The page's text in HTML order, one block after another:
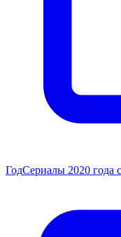
ГодСериалы 2020 года